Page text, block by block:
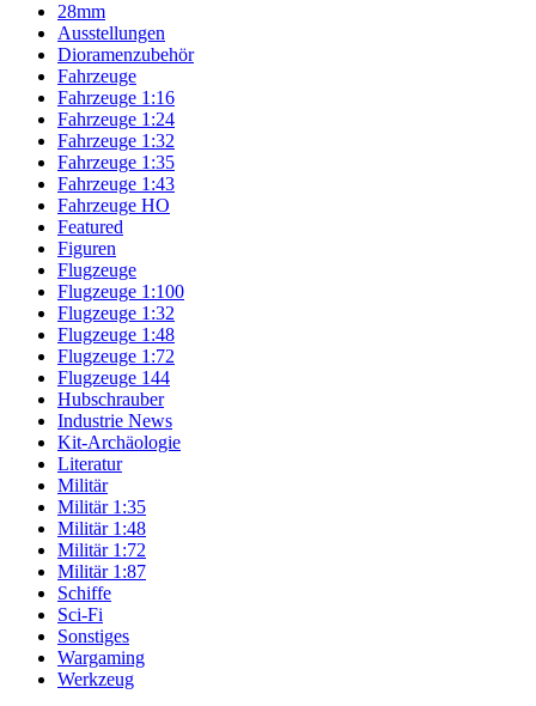
28mm
Ausstellungen
Dioramenzubehör
Fahrzeuge
Fahrzeuge 1:16
Fahrzeuge 1:24
Fahrzeuge 1:32
Fahrzeuge 1:35
Fahrzeuge 1:43
Fahrzeuge HO
Featured
Figuren
Flugzeuge
Flugzeuge 1:100
Flugzeuge 1:32
Flugzeuge 1:48
Flugzeuge 1:72
Flugzeuge 144
Hubschrauber
Industrie News
Kit-Archäologie
Literatur
Militär
Militär 1:35
Militär 1:48
Militär 1:72
Militär 1:87
Schiffe
Sci-Fi
Sonstiges
Wargaming
Werkzeug